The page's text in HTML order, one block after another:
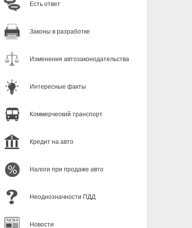
Есть ответ
Законы в разработке
Изменения автозаконодательства
Интересные факты
Коммерческий транспорт
Кредит на авто
Налоги при продаже авто
Неоднозначности ПДД
Новости